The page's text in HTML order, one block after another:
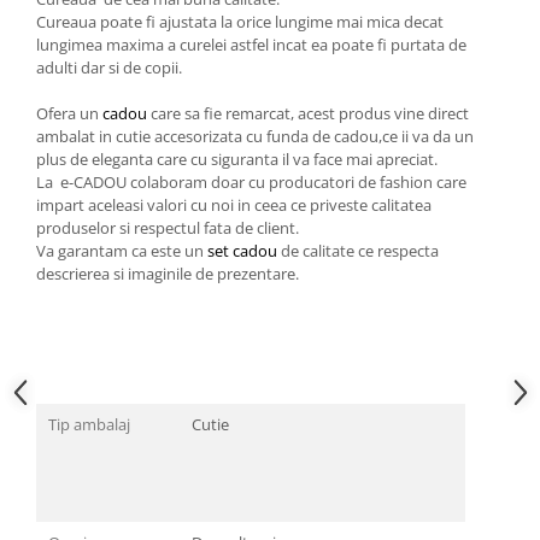
Cadouri pentru Doctori
Cadouri pentru Sfânta Maria
Martisoare
Cureaua poate fi ajustata la orice lungime mai mica decat
lungimea maxima a curelei astfel incat ea poate fi purtata de
adulti dar si de copii.
Ofera un cadou care sa fie remarcat, acest produs vine direct
ambalat in cutie accesorizata cu funda de cadou,ce ii va da un
plus de eleganta care cu siguranta il va face mai apreciat.
La e-CADOU colaboram doar cu producatori de fashion care
impart aceleasi valori cu noi in ceea ce priveste calitatea
produselor si respectul fata de client.
Va garantam ca este un set cadou de calitate ce respecta
descrierea si imaginile de prezentare.
Tip ambalaj Cutie